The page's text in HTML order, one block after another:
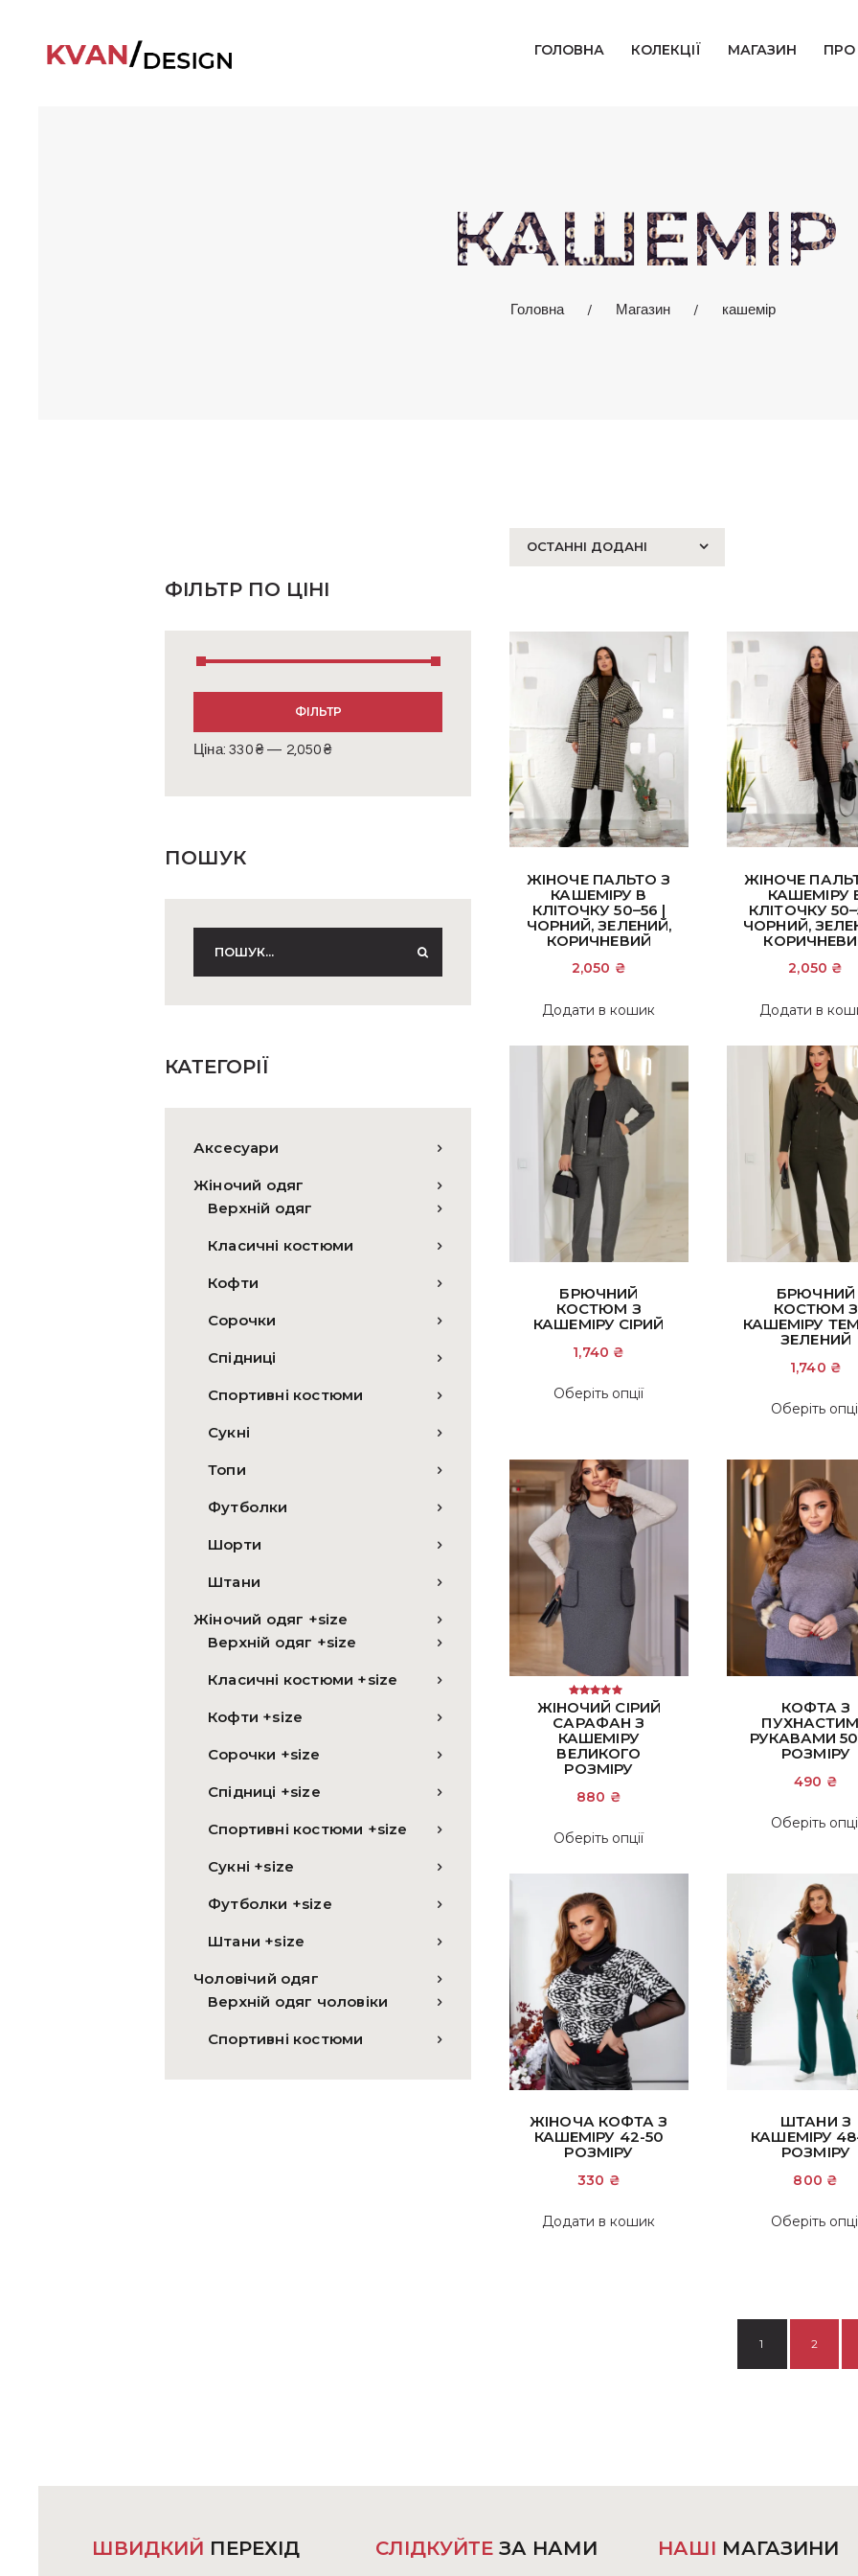
ГОЛОВНА КОЛЕКЦІЇ МАГАЗИН ПРО
КАШЕМІР
Головна Магазин кашемір
ПРО НАС
БЛОГ
КОНТАКТИ
ЖІНОЧЕ ПАЛЬТО З
КАШЕМІРУ В
КЛІТОЧКУ 50–56 |
ЧОРНИЙ, ЗЕЛЕНИЙ,
КОРИЧНЕВИЙ
2,050 ₴
Додати в кошик
ЖІНОЧЕ
КАШЕМІРУ
КЛІТОЧКУ
ЧОРНИЙ,
2,050 ₴
Додати в
БРЮЧНИЙ
КОСТЮМ З
КАШЕМІРУ СІРИЙ
1,740 ₴
Оберіть опції
Параметри
можна
БРЮЧНИЙ
КОСТЮМ З
КАШЕМІРУ
ЗЕЛЕНИЙ
1,740 ₴
Оберіть
ЖІНОЧИЙ СІРИЙ
САРАФАН З
КАШЕМІРУ
ВЕЛИКОГО
РОЗМІРУ
Оцінено в
5.00
з 5
880 ₴
Оберіть опції
має
можна
вибрати
на
КОФТА З
РУКАВАМИ
РОЗМІРУ
490 ₴
Оберіть
ЖІНОЧА КОФТА З
КАШЕМІРУ 42-50
РОЗМІРУ
330 ₴
Додати в кошик
ШТАНИ З
КАШЕМІРУ
РОЗМІРУ
800 ₴
Оберіть
1 2
ФІЛЬТР ПО ЦІНІ
ціна
ціна
ФІЛЬТР
Ціна:330 ₴— 2,050 ₴
ПОШУК
КАТЕГОРІЇ
Аксесуари
Жіночий одяг
Верхній одяг
Класичні костюми
Кофти
Сорочки
Спідниці
Спортивні костюми
Сукні
Топи
Футболки
Шорти
Штани
Жіночий одяг +size
Верхній одяг +size
Класичні костюми +size
Кофти +size
Сорочки +size
Спідниці +size
Спортивні костюми +size
Сукні +size
Футболки +size
Штани +size
Чоловічий одяг
Верхній одяг чоловіки
Спортивні костюми
ШВИДКИЙ ПЕРЕХІД СЛІДКУЙТЕЗА НАМИ НАШІ МАГАЗИНИ